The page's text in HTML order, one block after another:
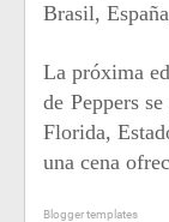
Brasil,
La próxima
de Peppers
Florida,
una cena
Blogger templates